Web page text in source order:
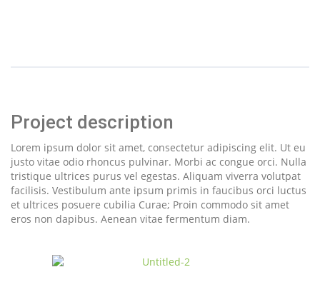
Project description
Lorem ipsum dolor sit amet, consectetur adipiscing elit. Ut eu
justo vitae odio rhoncus pulvinar. Morbi ac congue orci. Nulla
tristique ultrices purus vel egestas. Aliquam viverra volutpat
facilisis. Vestibulum ante ipsum primis in faucibus orci luctus
et ultrices posuere cubilia Curae; Proin commodo sit amet
eros non dapibus. Aenean vitae fermentum diam.